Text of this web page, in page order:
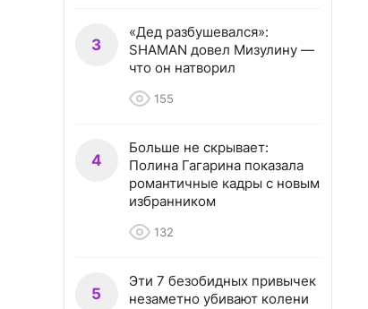
3
«Дед разбушевался»:
SHAMAN довел Мизулину —
что он натворил
155
4
Больше не скрывает:
Полина Гагарина показала
романтичные кадры с новым
избранником
132
5
Эти 7 безобидных привычек
незаметно убивают колени